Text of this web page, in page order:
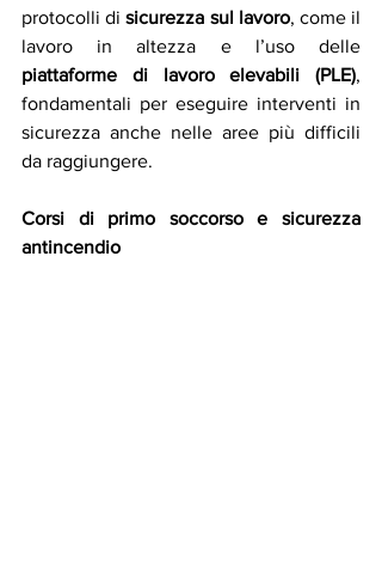
protocolli di sicurezza sul lavoro, come il
piattaforme di lavoro elevabili (PLE),
fondamentali per eseguire interventi in
sicurezza anche nelle aree più difficili
da raggiungere.
Corsi di primo soccorso e sicurezza
antincendio